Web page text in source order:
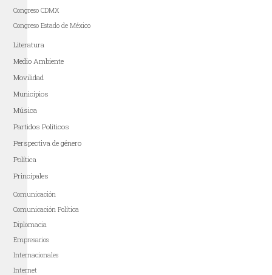
Congreso CDMX
Congreso Estado de México
Literatura
Medio Ambiente
Movilidad
Municipios
Música
Partidos Políticos
Perspectiva de género
Política
Principales
Comunicación
Comunicación Política
Diplomacia
Empresarios
Internacionales
Internet